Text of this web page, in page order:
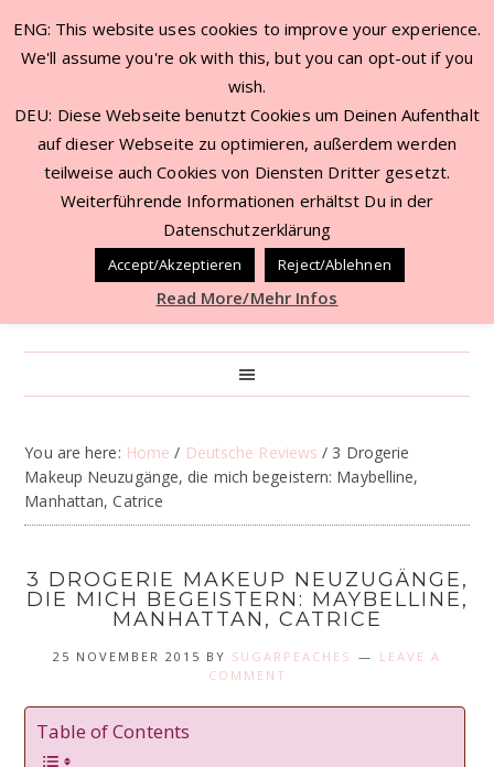
You are here: Home / Deutsche Reviews / 3 Drogerie
Makeup Neuzugänge, die mich begeistern: Maybelline,
Manhattan, Catrice
3 DROGERIE MAKEUP NEUZUGÄNGE,
DIE MICH BEGEISTERN: MAYBELLINE,
MANHATTAN, CATRICE
25 NOVEMBER 2015 BY SUGARPEACHES
LEAVE A
COMMENT
Table of Contents
ENG: This website uses cookies to improve your experience.
We'll assume you're ok with this, but you can opt-out if you
wish.
DEU: Diese Webseite benutzt Cookies um Deinen Aufenthalt
auf dieser Webseite zu optimieren, außerdem werden
teilweise auch Cookies von Diensten Dritter gesetzt.
Weiterführende Informationen erhältst Du in der
Datenschutzerklärung
Accept/Akzeptieren Reject/Ablehnen
Read More/Mehr Infos